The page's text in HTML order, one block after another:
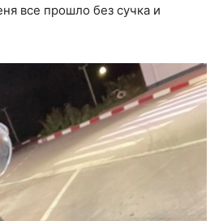
все прошло без сучка и